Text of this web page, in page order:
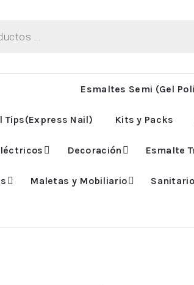
Esmaltes Semi (Gel
Tips(Express Nail) Kits y Packs
Decoración Esmalte
Maletas y Mobiliario